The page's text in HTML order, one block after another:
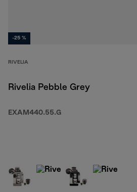
-25 %
RIVELIA
Rivelia Pebble Grey
EXAM440.55.G